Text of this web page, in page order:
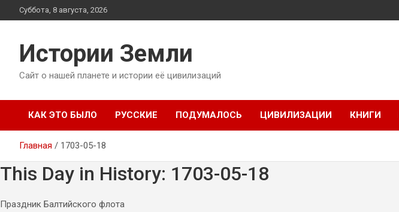
Перейти
к
Суббота, 8 августа, 2026
Истории Земли
Сайт о нашей планете и истории её цивилизаций
КАК ЭТО БЫЛО РУССКИЕ ПОДУМАЛОСЬ ЦИВИЛИЗАЦИИ КНИГИ
Главная 1703-05-18
This Day in History: 1703-05-18
Праздник Балтийского флота